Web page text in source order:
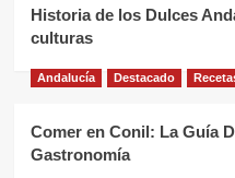
Historia de los Dulces
culturas
Andalucía Destacado
Comer en Conil: La Guía
Gastronomía